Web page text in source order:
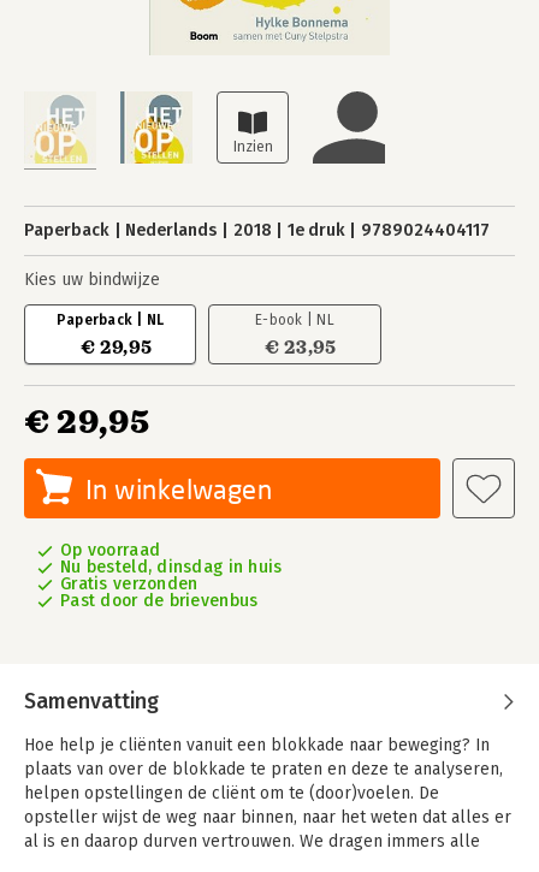
Paperback Nederlands 2018 1e druk 9789024404117
Kies uw bindwijze
Paperback | NL
€ 29,95
E-book | NL
€ 23,95
€ 29,95
In winkelwagen
Op voorraad
Nu besteld, dinsdag in huis
Gratis verzonden
Past door de brievenbus
Samenvatting
Hoe help je cliënten vanuit een blokkade naar beweging? In
plaats van over de blokkade te praten en deze te analyseren,
helpen opstellingen de cliënt om te (door)voelen. De
opsteller wijst de weg naar binnen, naar het weten dat alles er
al is en daarop durven vertrouwen. We dragen immers alle